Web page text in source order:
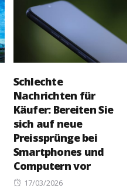
Schlechte
Nachrichten für
Käufer: Bereiten Sie
sich auf neue
Preissprünge bei
Smartphones und
Computern vor
Posted
17/03/2026